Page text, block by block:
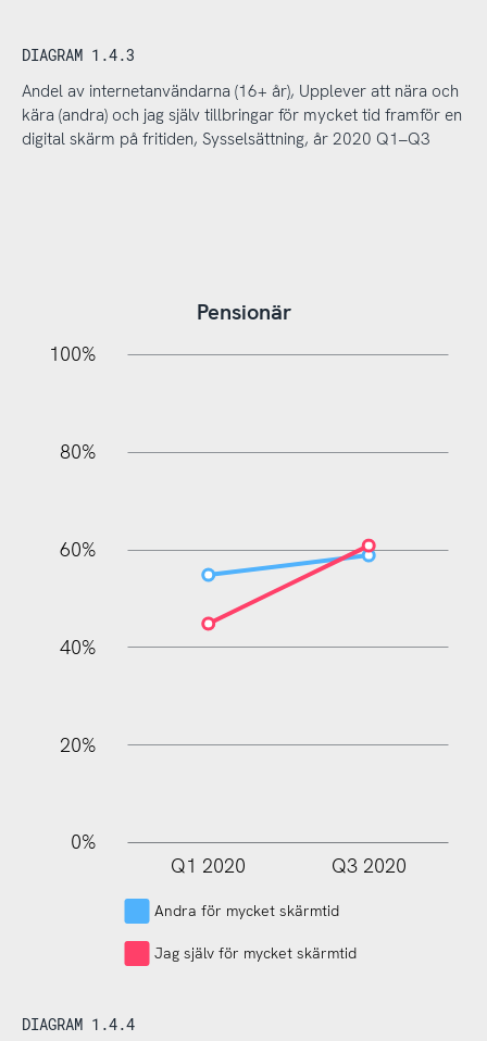
DIAGRAM 1.4.3
Andel av internetanvändarna (16+ år), Upplever att nära och
kära (andra) och jag själv tillbringar för mycket tid framför en
digital skärm på fritiden, Sysselsättning, år 2020 Q1–Q3
Pensionär
100%
80%
60%
40%
20%
0%
Q1 2020 Q3 2020
Andra för mycket skärmtid
Jag själv för mycket skärmtid
DIAGRAM 1.4.4